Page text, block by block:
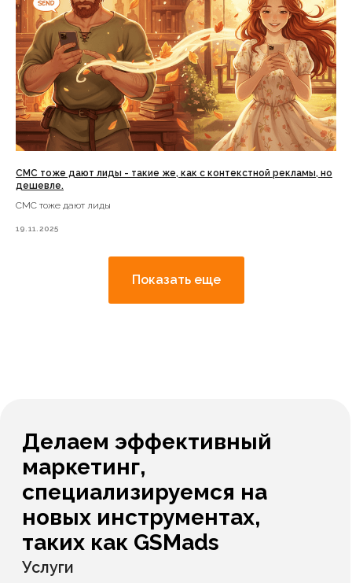
СМС тоже дают лиды - такие же, как с контекстной рекламы, но
дешевле.
СМС тоже дают лиды
19.11.2025
Показать еще